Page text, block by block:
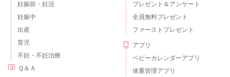
妊娠前・妊活
妊娠中
出産
育児
不妊・不妊治療
Ｑ＆Ａ
プレゼント＆アンケート
全員無料プレゼント
ファーストプレゼント
アプリ
ベビーカレンダーアプリ
体重管理アプリ